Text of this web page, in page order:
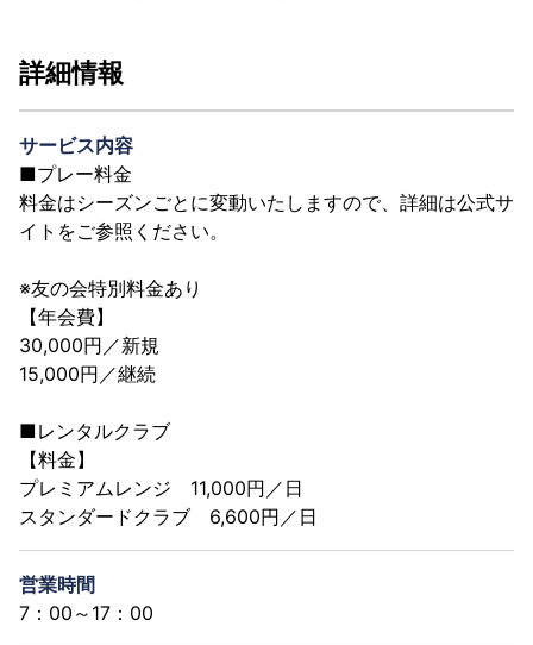
詳細情報
サービス内容
■プレー料金
料金はシーズンごとに変動いたしますので、詳細は公式サ
イトをご参照ください。
※友の会特別料金あり
【年会費】
30,000円／新規
15,000円／継続
■レンタルクラブ
【料金】
プレミアムレンジ 11,000円／日
スタンダードクラブ 6,600円／日
営業時間
7：00～17：00